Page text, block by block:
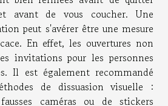
avant de vous coucher. Une
peut s'avérer être une mesure
En effet, les ouvertures non
invitations pour les personnes
Il est également recommandé
de dissuasion visuelle :
caméras ou de stickers